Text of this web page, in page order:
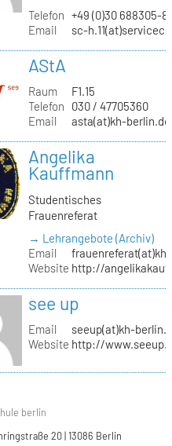
Telefon +49 (0)30 688305-
Email
sc-
AStA
Raum
F1.15
Telefon
030 / 47705360
Email
asta(at)kh-berlin.de
Angelika
Kauffmann
Studentisches
Frauenreferat
→ Lehrangebote (Archiv)
Email
Website http://
see up
Email
seeup(at)kh-
Website http://
berlin
20 | 13086 Berlin